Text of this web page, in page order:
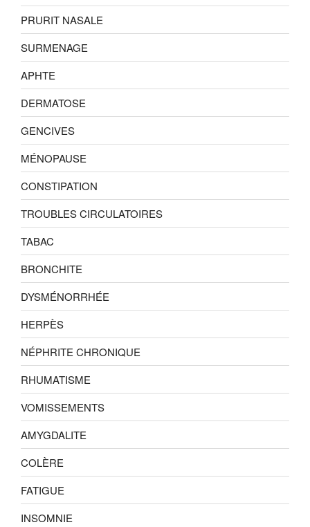
PRURIT NASALE
SURMENAGE
APHTE
DERMATOSE
GENCIVES
MÉNOPAUSE
CONSTIPATION
TROUBLES CIRCULATOIRES
TABAC
BRONCHITE
DYSMÉNORRHÉE
HERPÈS
NÉPHRITE CHRONIQUE
RHUMATISME
VOMISSEMENTS
AMYGDALITE
COLÈRE
FATIGUE
INSOMNIE